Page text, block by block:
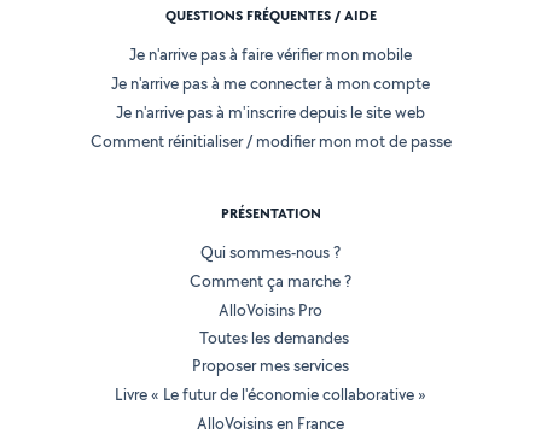
QUESTIONS FRÉQUENTES / AIDE
Je n'arrive pas à faire vérifier mon mobile
Je n'arrive pas à me connecter à mon compte
Je n'arrive pas à m'inscrire depuis le site web
Comment réinitialiser / modifier mon mot de passe
PRÉSENTATION
Qui sommes-nous ?
Comment ça marche ?
AlloVoisins Pro
Toutes les demandes
Proposer mes services
Livre « Le futur de l'économie collaborative »
AlloVoisins en France